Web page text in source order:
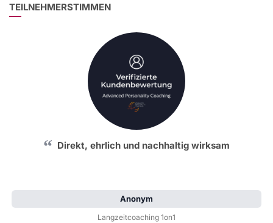
TEILNEHMERSTIMMEN
Direkt, ehrlich und nachhaltig wirksam
Anonym
Langzeitcoaching 1on1